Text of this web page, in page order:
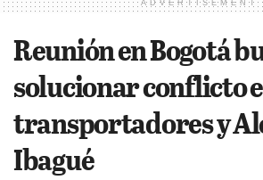
ADVERTISEMENT
Reunión en Bogotá
solucionar conflicto
transportadores y
Ibagué